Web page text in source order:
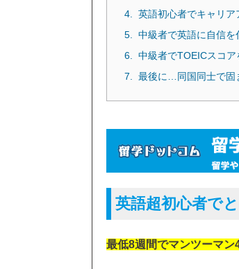
英語初心者でキャリア
中級者で英語に自信を
中級者でTOEICスコア
最後に…同国同士で固
英語超初心者で
最低8週間でマンツーマン